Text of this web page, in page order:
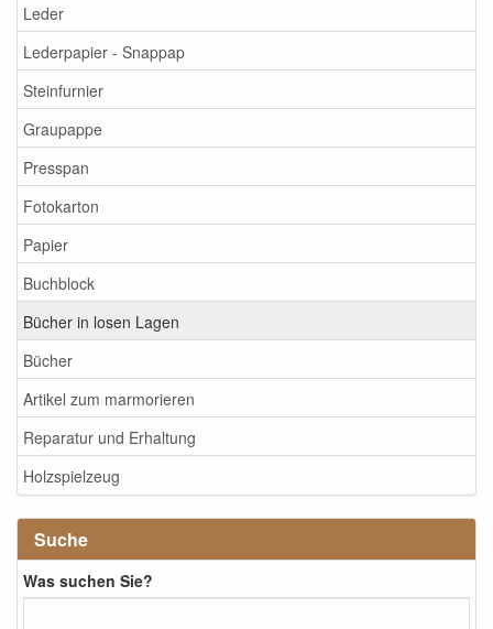
Leder
Lederpapier - Snappap
Steinfurnier
Graupappe
Presspan
Fotokarton
Papier
Buchblock
Bücher in losen Lagen
Bücher
Artikel zum marmorieren
Reparatur und Erhaltung
Holzspielzeug
Suche
Was suchen Sie?